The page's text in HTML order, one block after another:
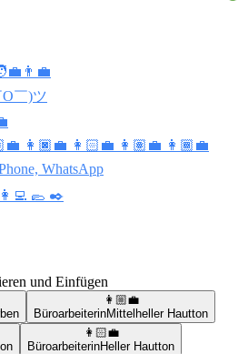
￣)ツ
👩🏿‍💼 👩🏻‍💼 👩🏽‍💼 👩🏾‍💼
WhatsApp
🥿 ✒️
und Einfügen
👩🏼‍💼
BüroarbeiterinMittelheller Hautton
👩🏻‍💼
BüroarbeiterinHeller Hautton